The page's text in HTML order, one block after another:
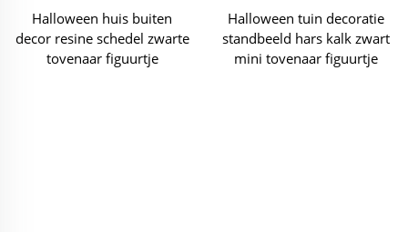
Halloween huis buiten
decor resine schedel zwarte
tovenaar figuurtje
Halloween tuin decoratie
standbeeld hars kalk zwart
mini tovenaar figuurtje